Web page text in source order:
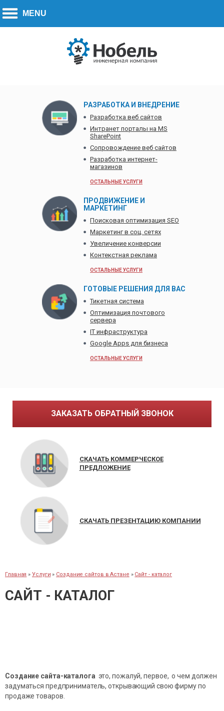
РАЗРАБОТКА И ВНЕДРЕНИЕ
Разработка веб сайтов
Интранет порталы на MS
SharePoint
Сопровождение веб сайтов
Разработка интернет-
магазинов
ОСТАЛЬНЫЕ УСЛУГИ
ПРОДВИЖЕНИЕ И
МАРКЕТИНГ
Поисковая оптимизация SEO
Маркетинг в соц. сетях
Увеличение конверсии
Контекстная реклама
ОСТАЛЬНЫЕ УСЛУГИ
ГОТОВЫЕ РЕШЕНИЯ ДЛЯ ВАС
Тикетная система
Оптимизация почтового
сервера
IT инфраструктура
Google Apps для бизнеса
ОСТАЛЬНЫЕ УСЛУГИ
ЗАКАЗАТЬ ОБРАТНЫЙ ЗВОНОК
СКАЧАТЬ КОММЕРЧЕСКОЕ
ПРЕДЛОЖЕНИЕ
СКАЧАТЬ ПРЕЗЕНТАЦИЮ КОМПАНИИ
Главная »Услуги » Создание сайтов в Астане » Сайт - каталог
САЙТ - КАТАЛОГ
Создание сайта-каталога это, пожалуй, первое, о чем должен
задуматься предприниматель, открывающий свою фирму по
продаже товаров.